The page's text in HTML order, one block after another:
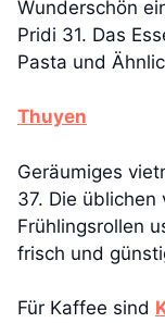
Wunderschön
Pridi 31. Das
Pasta und
Thuyen
Geräumiges
37. Die üblichen
Frühlingsrollen
frisch und
Für Kaffee sind